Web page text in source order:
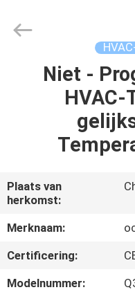
PRODUCTEN
TOON
ONGEVEER
ONS
Limited.
Niet -
Plaats van
herkomst:
Merknaam:
Certificering:
Modelnummer: